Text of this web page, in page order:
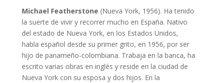
Michael Featherstone (Nueva York, 1956). Ha tenido
la suerte de vivir y recorrer mucho en España. Nativo
del estado de Nueva York, en los Estados Unidos,
habla español desde su primer grito, en 1956, por ser
hijo de panameño-colombiana. Trabaja en la banca, ha
escrito varias obras en inglés y reside en la ciudad de
Nueva York con su esposa y dos hijos. En la